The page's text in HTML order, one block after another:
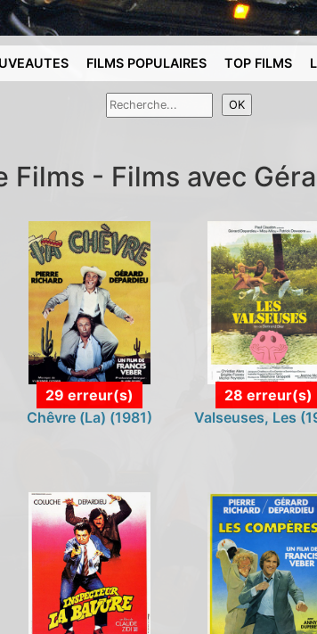
FILMS POPULAIRES TOP FILMS
Films - Films avec
29 erreur(s)
Chêvre (La) (1981)
28 erreur(s)
Valseuses, Les